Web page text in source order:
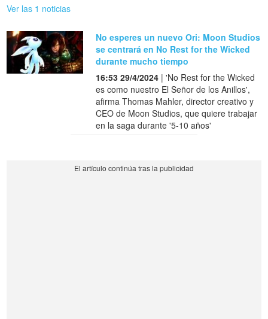
Ver las 1 noticias
No esperes un nuevo Ori: Moon Studios
se centrará en No Rest for the Wicked
durante mucho tiempo
16:53 29/4/2024 | 'No Rest for the Wicked
es como nuestro El Señor de los Anillos',
afirma Thomas Mahler, director creativo y
CEO de Moon Studios, que quiere trabajar
en la saga durante '5-10 años'